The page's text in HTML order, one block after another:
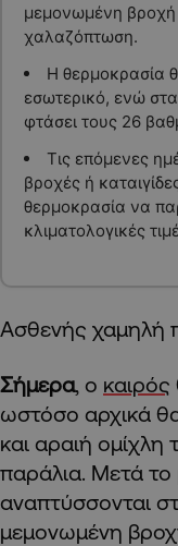
μεμονωμένη βροχή
χαλαζόπτωση.
Η θερμοκρασία
εσωτερικό, ενώ
φτάσει τους 26
Τις επόμενες
βροχές ή
θερμοκρασία να
κλιματολογικές
Ασθενής χαμηλή
Σήμερα, ο καιρός
ωστόσο αρχικά
και αραιή ομίχλη
παράλια. Μετά
αναπτύσσονται
μεμονωμένη